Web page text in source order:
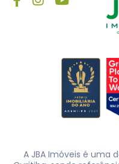
A JBA Imóveis é uma